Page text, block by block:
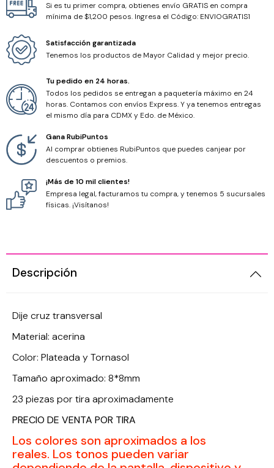
Si es tu primer compra, obtienes envío GRATIS en compra
mínima de $1,200 pesos. Ingresa el Código: ENVIOGRATIS1
Satisfacción garantizada
Tenemos los productos de Mayor Calidad y mejor precio.
Tu pedido en 24 horas.
Todos los pedidos se entregan a paquetería máximo en 24
horas. Contamos con envíos Express. Y ya tenemos entregas
el mismo día para CDMX y Edo. de México.
Gana RubiPuntos
Al comprar obtienes RubiPuntos que puedes canjear por
descuentos o premios.
¡Más de 10 mil clientes!
Empresa legal, facturamos tu compra, y tenemos 5 sucursales
físicas. ¡Visítanos!
Descripción
Dije cruz transversal
Material: acerina
Color: Plateada y Tornasol
Tamaño aproximado: 8*8mm
23 piezas por tira aproximadamente
PRECIO DE VENTA POR TIRA
Los colores son aproximados a los
reales. Los tonos pueden variar
Hilo Encerado
Hilo Metálico